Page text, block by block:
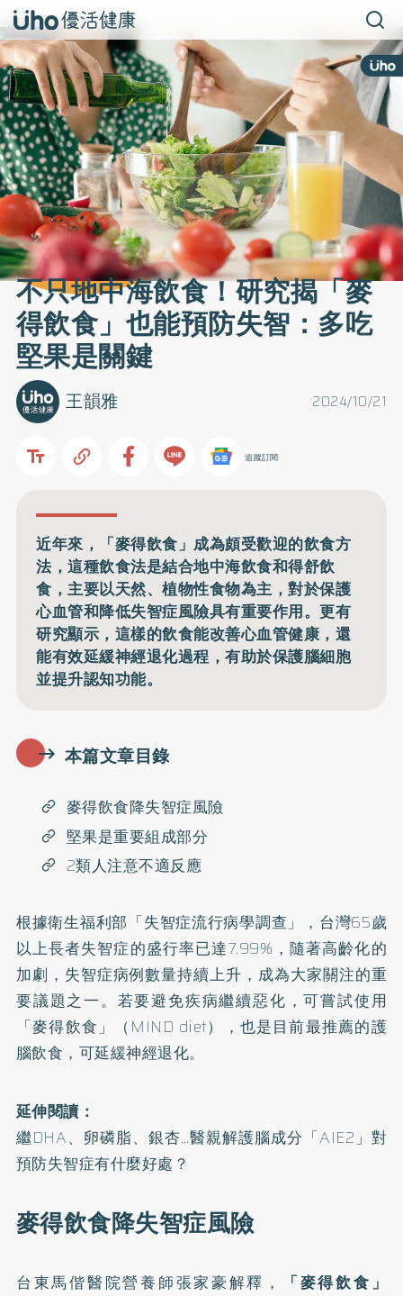
不只地中海飲食！研究揭「麥
得飲食」也能預防失智：多吃
堅果是關鍵
2024/10/21
王韻雅
追蹤訂閱
近年來，「麥得飲食」成為頗受歡迎的飲食方
法，這種飲食法是結合地中海飲食和得舒飲
食，主要以天然、植物性食物為主，對於保護
心血管和降低失智症風險具有重要作用。更有
研究顯示，這樣的飲食能改善心血管健康，還
能有效延緩神經退化過程，有助於保護腦細胞
並提升認知功能。
本篇文章目錄
麥得飲食降失智症風險
堅果是重要組成部分
2類人注意不適反應
根據衛生福利部「失智症流行病學調查 」，台灣65歲
以上長者失智症的盛行率已達7.99%，隨著高齡化的
加劇，失智症病例數量持續上升，成為大家關注的重
要議題之一。若要避免疾病繼續惡化，可嘗試使用
「麥得飲食」（MIND diet），也是目前最推薦的護
腦飲食，可延緩神經退化。
延伸閱讀：
繼DHA、卵磷脂、銀杏…醫親解護腦成分「AIE2」對
預防失智症有什麼好處？
麥得飲食降失智症風險
台東馬偕醫院營養師張家豪解釋，
「麥得飲食」